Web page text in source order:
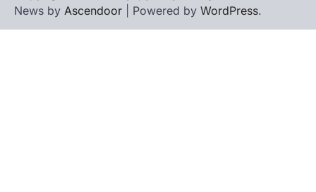
News by Ascendoor | Powered by WordPress.